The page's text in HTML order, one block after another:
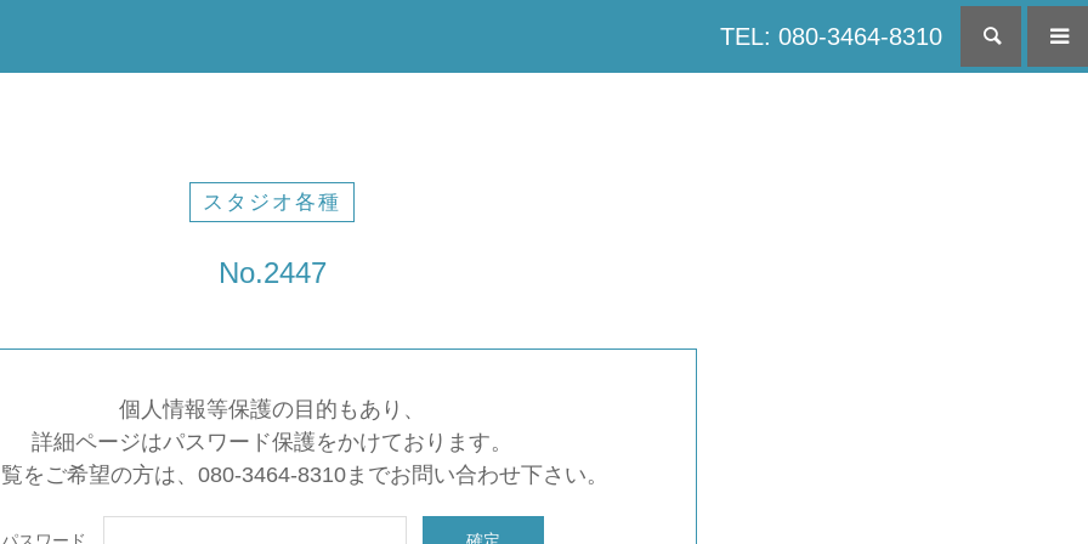
TEL: 080-3464-8310 検索
スタジオ各種
No.2447
個人情報等保護の目的もあり、
詳細ページはパスワード保護をかけております。
をご希望の方は、080-3464-8310までお問い合わせ下さい。